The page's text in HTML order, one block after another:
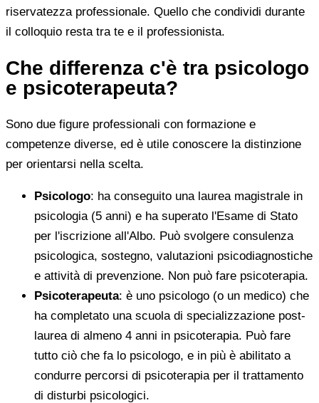
riservatezza professionale. Quello che condividi durante
il colloquio resta tra te e il professionista.
Che differenza c'è tra psicologo
e psicoterapeuta?
Sono due figure professionali con formazione e
competenze diverse, ed è utile conoscere la distinzione
per orientarsi nella scelta.
Psicologo: ha conseguito una laurea magistrale in
psicologia (5 anni) e ha superato l'Esame di Stato
per l'iscrizione all'Albo. Può svolgere consulenza
psicologica, sostegno, valutazioni psicodiagnostiche
e attività di prevenzione. Non può fare psicoterapia.
Psicoterapeuta: è uno psicologo (o un medico) che
ha completato una scuola di specializzazione post-
laurea di almeno 4 anni in psicoterapia. Può fare
tutto ciò che fa lo psicologo, e in più è abilitato a
condurre percorsi di psicoterapia per il trattamento
di disturbi psicologici.